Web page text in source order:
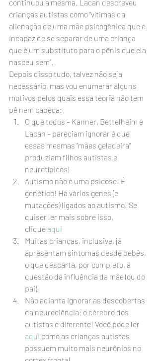
continuou a mesma. Lacan descreveu
crianças autistas como “vítimas da
alienação de uma mãe psicogênica que é
incapaz de se separar de uma criança
que é um substituto para o pênis que ela
nasceu sem”.
Depois disso tudo, talvez não seja
necessário, mas vou enumerar alguns
motivos pelos quais essa teoria não tem
pé nem cabeça:
O que todos – Kanner, Bettelheim e
Lacan – pareciam ignorar é que
essas mesmas “mães geladeira”
produziam filhos autistas e
neurotípicos!
Autismo não é uma psicose! É
genético! Há vários genes (e
mutações) ligados ao autismo. Se
quiser ler mais sobre isso,
clique aqui
Muitas crianças, inclusive, já
apresentam sintomas desde bebês,
o que descarta, por completo, a
questão da influência da mãe (ou do
pai).
Não adianta ignorar as descobertas
da neurociência: o cérebro dos
autistas é diferente! Você pode ler
aqui como as crianças autistas
possuem muito mais neurônios no